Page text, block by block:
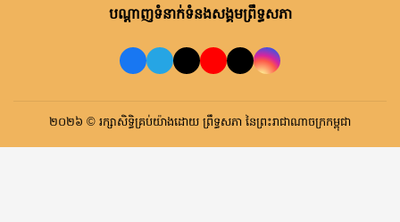
បណ្តាញទំនាក់ទំនងសង្គមព្រឹទ្ធសភា
២០២៦ © រក្សាសិទ្ធិគ្រប់យ៉ាងដោយ ព្រឹទ្ធសភា នៃព្រះរាជាណាចក្រកម្ពុជា